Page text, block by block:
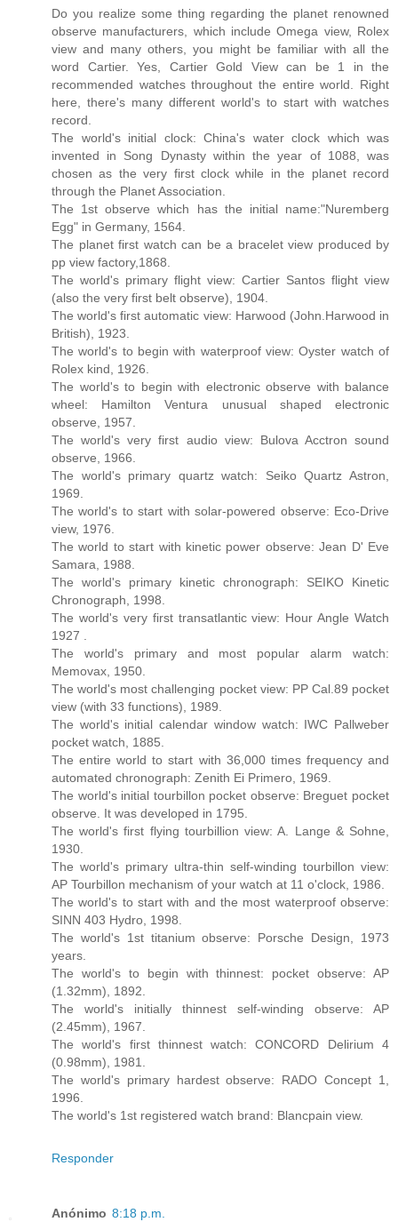
Do you realize some thing regarding the planet renowned
observe manufacturers, which include Omega view, Rolex
view and many others, you might be familiar with all the
word Cartier. Yes, Cartier Gold View can be 1 in the
recommended watches throughout the entire world. Right
here, there's many different world's to start with watches
record.
The world's initial clock: China's water clock which was
invented in Song Dynasty within the year of 1088, was
chosen as the very first clock while in the planet record
through the Planet Association.
The 1st observe which has the initial name:"Nuremberg
Egg" in Germany, 1564.
The planet first watch can be a bracelet view produced by
pp view factory,1868.
The world's primary flight view: Cartier Santos flight view
(also the very first belt observe), 1904.
The world's first automatic view: Harwood (John.Harwood in
British), 1923.
The world's to begin with waterproof view: Oyster watch of
Rolex kind, 1926.
The world's to begin with electronic observe with balance
wheel: Hamilton Ventura unusual shaped electronic
observe, 1957.
The world's very first audio view: Bulova Acctron sound
observe, 1966.
The world's primary quartz watch: Seiko Quartz Astron,
1969.
The world's to start with solar-powered observe: Eco-Drive
view, 1976.
The world to start with kinetic power observe: Jean D' Eve
Samara, 1988.
The world's primary kinetic chronograph: SEIKO Kinetic
Chronograph, 1998.
The world's very first transatlantic view: Hour Angle Watch
1927 .
The world's primary and most popular alarm watch:
Memovax, 1950.
The world's most challenging pocket view: PP Cal.89 pocket
view (with 33 functions), 1989.
The world's initial calendar window watch: IWC Pallweber
pocket watch, 1885.
The entire world to start with 36,000 times frequency and
automated chronograph: Zenith Ei Primero, 1969.
The world's initial tourbillon pocket observe: Breguet pocket
observe. It was developed in 1795.
The world's first flying tourbillion view: A. Lange & Sohne,
1930.
The world's primary ultra-thin self-winding tourbillon view:
AP Tourbillon mechanism of your watch at 11 o'clock, 1986.
The world's to start with and the most waterproof observe:
SINN 403 Hydro, 1998.
The world's 1st titanium observe: Porsche Design, 1973
years.
The world's to begin with thinnest: pocket observe: AP
(1.32mm), 1892.
The world's initially thinnest self-winding observe: AP
(2.45mm), 1967.
The world's first thinnest watch: CONCORD Delirium 4
(0.98mm), 1981.
The world's primary hardest observe: RADO Concept 1,
1996.
The world's 1st registered watch brand: Blancpain view.
Responder
Anónimo 8:18 p.m.